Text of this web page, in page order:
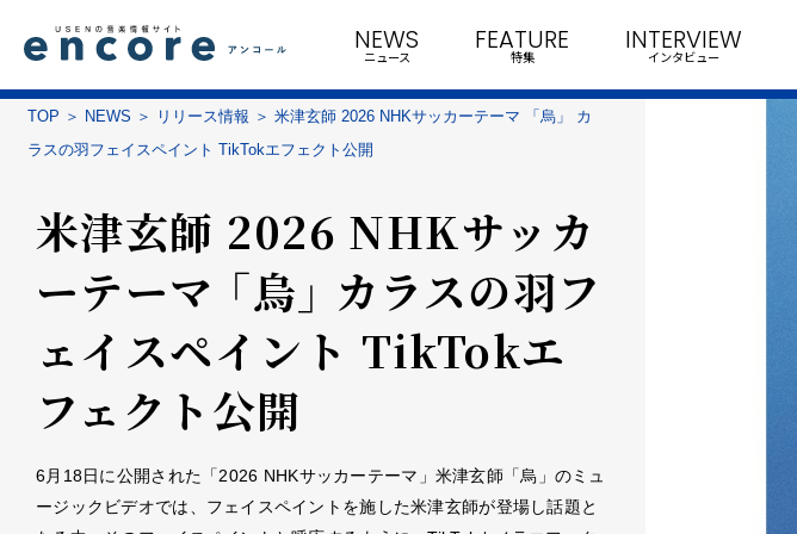
NEWS
ニュース
FEATURE
特集
INTERVIEW
インタビュー
TOP NEWS リリース情報
米津玄師 2026 NHKサッカーテーマ 「烏」 カ
ラスの羽フェイスペイント TikTokエフェクト公開
米津玄師 2026 NHKサッカ
ーテーマ 「烏」 カラスの羽フ
ェイスペイント TikTokエ
フェクト公開
6月18日に公開された「2026 NHKサッカーテーマ」米津玄師「烏」のミュ
ージックビデオでは、フェイスペイントを施した米津玄師が登場し話題と